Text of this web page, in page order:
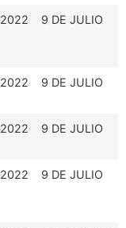
2022 9 DE JULIO
2022 9 DE JULIO
2022 9 DE JULIO
2022 9 DE JULIO